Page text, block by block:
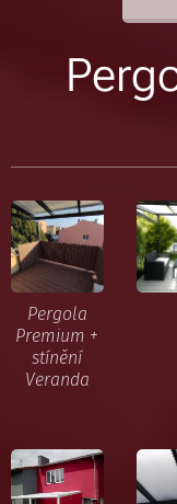
Pergola
Premium +
stínění
Veranda